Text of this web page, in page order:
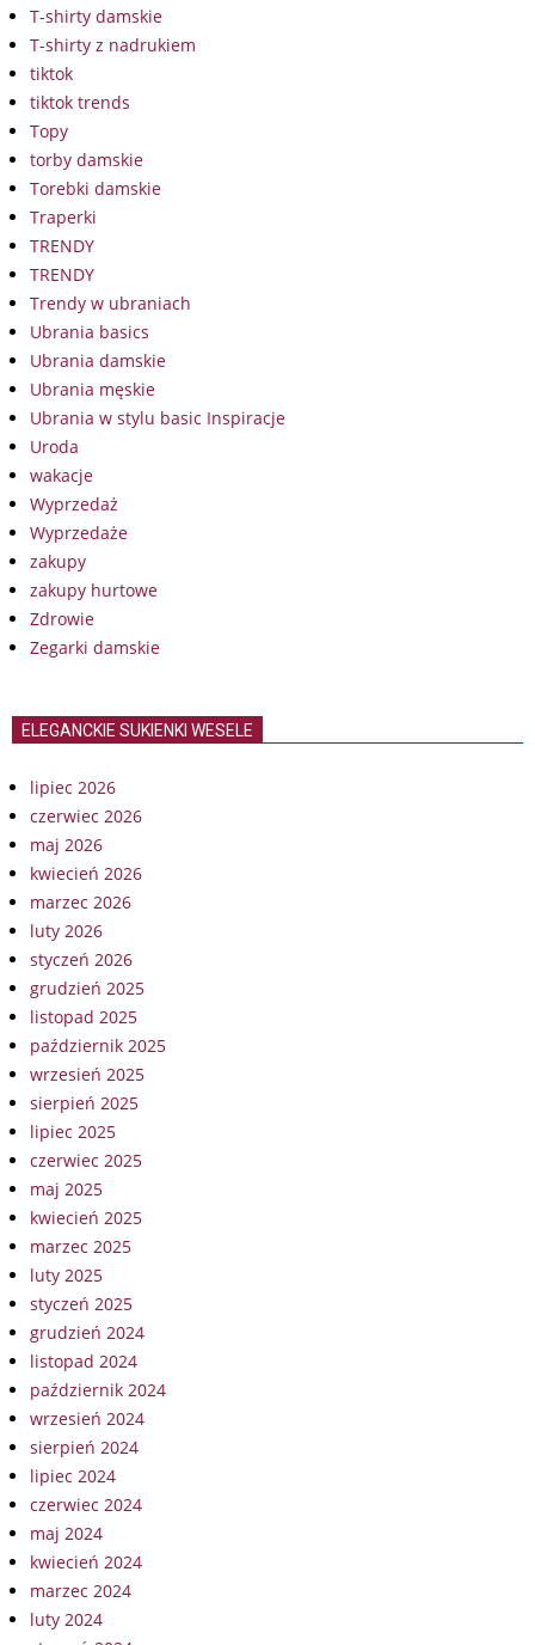
T-shirty damskie
T-shirty z nadrukiem
tiktok
tiktok trends
Topy
torby damskie
Torebki damskie
Traperki
TRENDY
TRENDY
Trendy w ubraniach
Ubrania basics
Ubrania damskie
Ubrania męskie
Ubrania w stylu basic Inspiracje
Uroda
wakacje
Wyprzedaż
Wyprzedaże
zakupy
zakupy hurtowe
Zdrowie
Zegarki damskie
ELEGANCKIE SUKIENKI WESELE
lipiec 2026
czerwiec 2026
maj 2026
kwiecień 2026
marzec 2026
luty 2026
styczeń 2026
grudzień 2025
listopad 2025
październik 2025
wrzesień 2025
sierpień 2025
lipiec 2025
czerwiec 2025
maj 2025
kwiecień 2025
marzec 2025
luty 2025
styczeń 2025
grudzień 2024
listopad 2024
październik 2024
wrzesień 2024
sierpień 2024
lipiec 2024
czerwiec 2024
maj 2024
kwiecień 2024
marzec 2024
luty 2024